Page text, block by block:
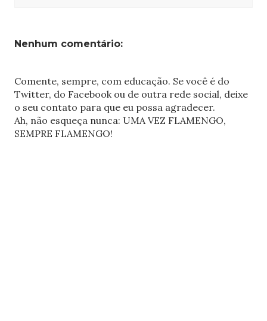
Nenhum comentário:
Comente, sempre, com educação. Se você é do
Twitter, do Facebook ou de outra rede social, deixe
o seu contato para que eu possa agradecer.
Ah, não esqueça nunca: UMA VEZ FLAMENGO,
SEMPRE FLAMENGO!